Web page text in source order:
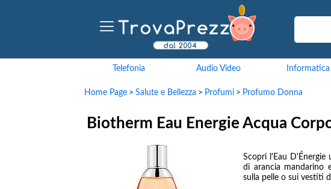
Telefonia Audio Video Informatica
Home Page > Salute e Bellezza > Profumi > Profumo Donna
Biotherm Eau Energie Acqua
Scopri l'Eau D'Énergie
di arancia mandarino
sulla pelle o sui vestiti